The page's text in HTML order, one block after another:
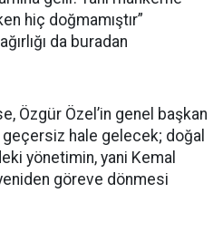
hiç doğmamıştır”
da buradan
Özgür Özel’in genel başkan
hale gelecek; doğal
yönetimin, yani Kemal
göreve dönmesi